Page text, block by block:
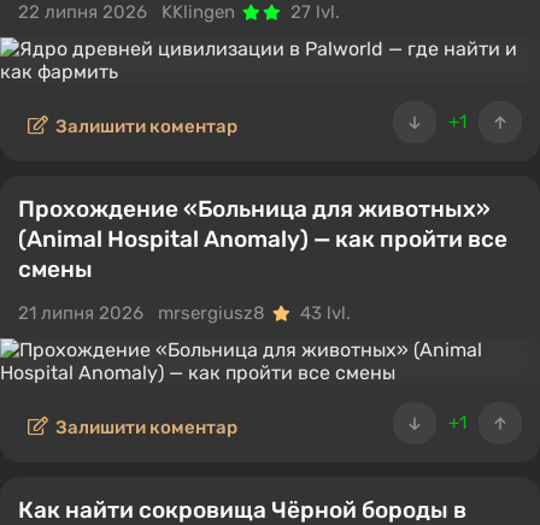
22 липня 2026 KKlingen 27 lvl.
+1
Залишити коментар
Прохождение «Больница для животных»
(Animal Hospital Anomaly) — как пройти все
смены
21 липня 2026 mrsergiusz8 43 lvl.
+1
Залишити коментар
Как найти сокровища Чёрной бороды в